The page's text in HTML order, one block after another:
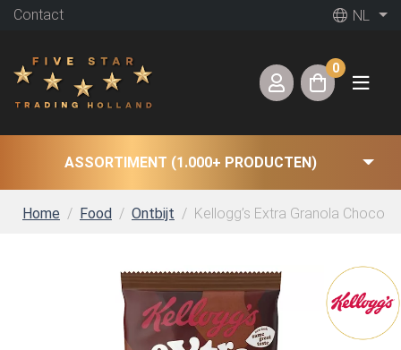
Contact NL
0
ASSORTIMENT (1.000+ PRODUCTEN)
Home Food Ontbijt Kellogg’s Extra Granola Choco